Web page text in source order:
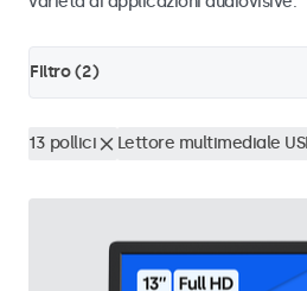
Filtro (2)
13 pollici Lettore multimediale